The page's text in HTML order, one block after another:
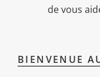
de vous
BIENVENUE